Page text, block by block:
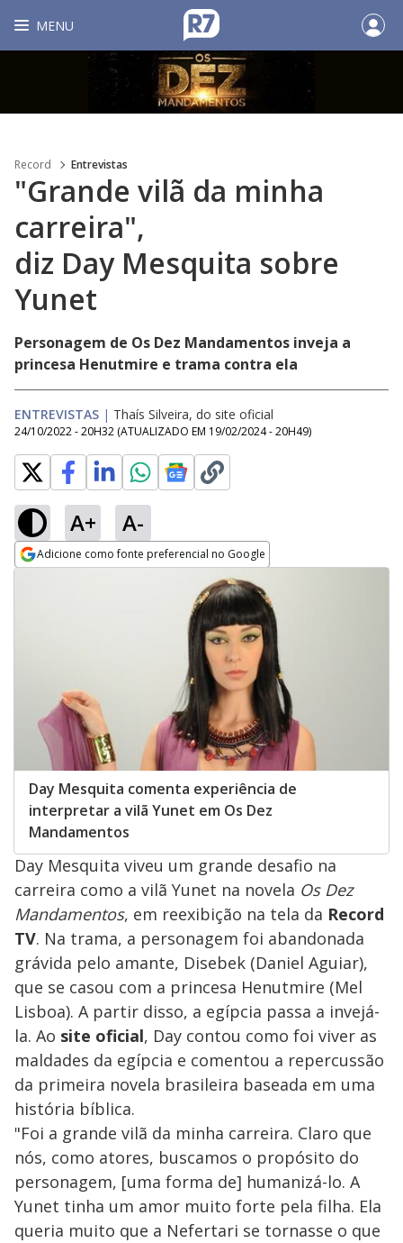
MENU
Record Entrevistas
"Grande vilã da minha
carreira",
diz Day Mesquita sobre
Yunet
Personagem de Os Dez Mandamentos inveja a
princesa Henutmire e trama contra ela
ENTREVISTAS | Thaís Silveira, do site oficial
24/10/2022 - 20H32 (ATUALIZADO EM 19/02/2024 - 20H49)
A+ A-
Adicione como fonte preferencial no Google
Day Mesquita comenta experiência de
interpretar a vilã Yunet em Os Dez
Mandamentos
Day Mesquita viveu um grande desafio na
carreira como a vilã Yunet na novela Os Dez
Mandamentos, em reexibição na tela da Record
TV. Na trama, a personagem foi abandonada
grávida pelo amante, Disebek (Daniel Aguiar),
que se casou com a princesa Henutmire (Mel
Lisboa). A partir disso, a egípcia passa a invejá-
la. Ao site oficial, Day contou como foi viver as
maldades da egípcia e comentou a repercussão
da primeira novela brasileira baseada em uma
história bíblica.
"Foi a grande vilã da minha carreira. Claro que
nós, como atores, buscamos o propósito do
personagem, [uma forma de] humanizá-lo. A
Yunet tinha um amor muito forte pela filha. Ela
queria muito que a Nefertari se tornasse o que